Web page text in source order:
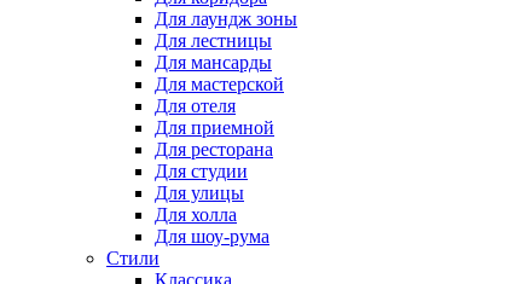
Для лаундж зоны
Для лестницы
Для мансарды
Для мастерской
Для отеля
Для приемной
Для ресторана
Для студии
Для улицы
Для холла
Для шоу-рума
Стили
Классика